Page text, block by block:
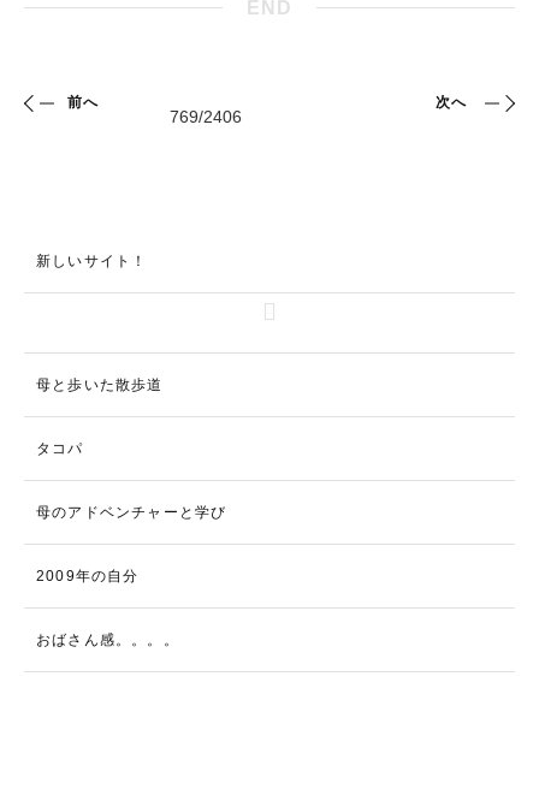
END
前へ 次へ
新しいサイト！
母と歩いた散歩道
タコパ
母のアドベンチャーと学び
2009年の自分
おばさん感。。。。